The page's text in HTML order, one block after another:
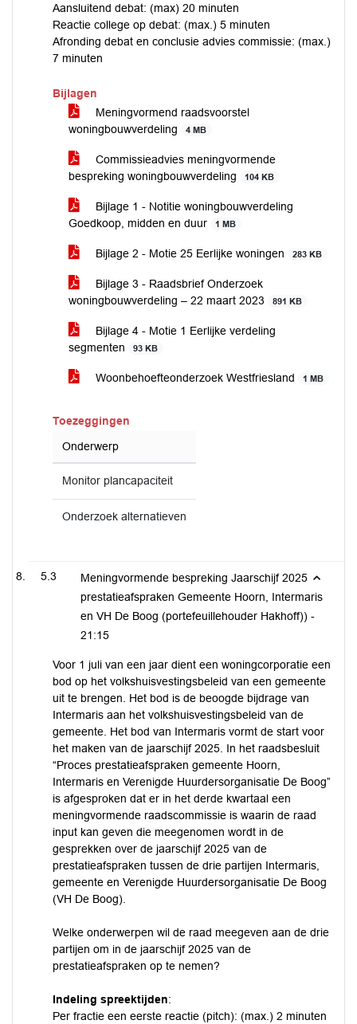
Aansluitend debat: (max) 20 minuten
Reactie college op debat: (max.) 5 minuten
Afronding debat en conclusie advies commissie: (max.)
7 minuten
Bijlagen
Meningvormend raadsvoorstel
woningbouwverdeling
4 MB
Commissieadvies meningvormende
bespreking woningbouwverdeling
104 KB
Bijlage 1 - Notitie woningbouwverdeling
Goedkoop, midden en duur
1 MB
Bijlage 2 - Motie 25 Eerlijke woningen 283 KB
Bijlage 3 - Raadsbrief Onderzoek
woningbouwverdeling – 22 maart 2023
891 KB
Bijlage 4 - Motie 1 Eerlijke verdeling
segmenten
93 KB
Woonbehoefteonderzoek Westfriesland 1 MB
Toezeggingen
Onderwerp
Monitor plancapaciteit
Onderzoek alternatieven
5.3
Meningvormende bespreking Jaarschijf 2025
prestatieafspraken Gemeente Hoorn, Intermaris
en VH De Boog (portefeuillehouder Hakhoff)) -
21:15
Voor 1 juli van een jaar dient een woningcorporatie een
bod op het volkshuisvestingsbeleid van een gemeente
uit te brengen. Het bod is de beoogde bijdrage van
Intermaris aan het volkshuisvestingsbeleid van de
gemeente. Het bod van Intermaris vormt de start voor
het maken van de jaarschijf 2025. In het raadsbesluit
“Proces prestatieafspraken gemeente Hoorn,
Intermaris en Verenigde Huurdersorganisatie De Boog”
is afgesproken dat er in het derde kwartaal een
meningvormende raadscommissie is waarin de raad
input kan geven die meegenomen wordt in de
gesprekken over de jaarschijf 2025 van de
prestatieafspraken tussen de drie partijen Intermaris,
gemeente en Verenigde Huurdersorganisatie De Boog
(VH De Boog).
Welke onderwerpen wil de raad meegeven aan de drie
partijen om in de jaarschijf 2025 van de
prestatieafspraken op te nemen?
Indeling spreektijden:
Per fractie een eerste reactie (pitch): (max.) 2 minuten